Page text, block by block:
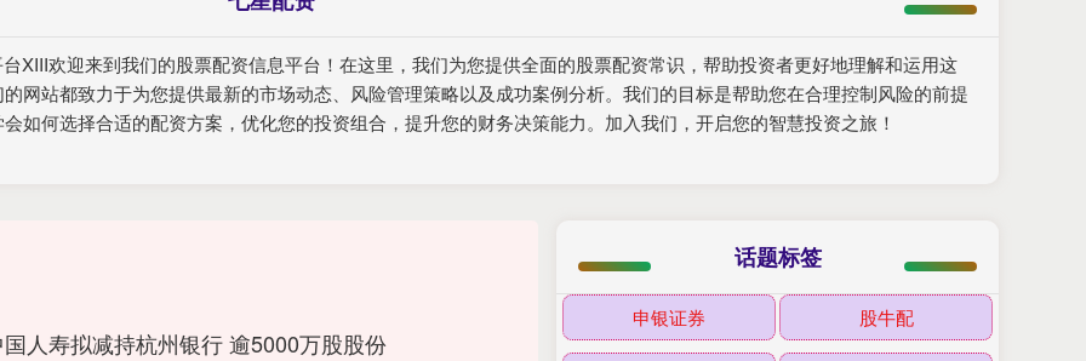
XIII‌欢迎来到我们的股票配资信息平台！在这里，我们为您提供全面的股票配资常识，帮助投资者更好地理解和运用这
网站都致力于为您提供最新的市场动态、风险管理策略以及成功案例分析。我们的目标是帮助您在合理控制风险的前提
如何选择合适的配资方案，优化您的投资组合，提升您的财务决策能力。加入我们，开启您的智慧投资之旅！
人寿拟减持杭州银行 逾5000万股股份
话题标签
申银证券 股牛配